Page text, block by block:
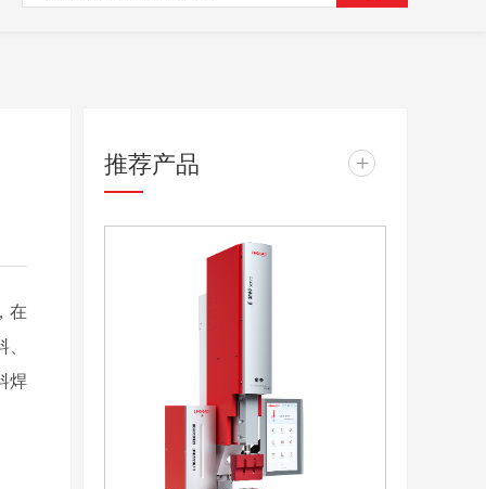
在
焊
推荐产品 +